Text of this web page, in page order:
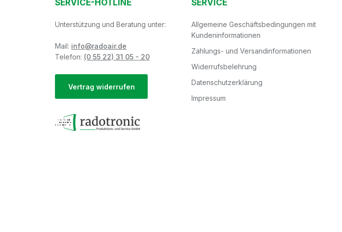
SERVICE-HOTLINE
Unterstützung und Beratung unter:
Mail: info@radoair.de
Telefon: (0 55 22) 31 05 - 20
Vertrag widerrufen
SERVICE
Allgemeine Geschäftsbedingungen mit
Kundeninformationen
Zahlungs- und Versandinformationen
Widerrufsbelehrung
Datenschutzerklärung
Impressum